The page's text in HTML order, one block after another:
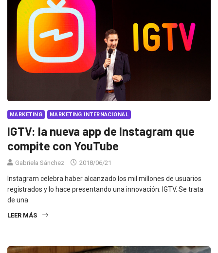
MARKETING MARKETING INTERNACIONAL
IGTV: la nueva app de Instagram que
compite con YouTube
Gabriela Sánchez 2018/06/21
Instagram celebra haber alcanzado los mil millones de usuarios
registrados y lo hace presentando una innovación: IGTV. Se trata
de una
LEER MÁS